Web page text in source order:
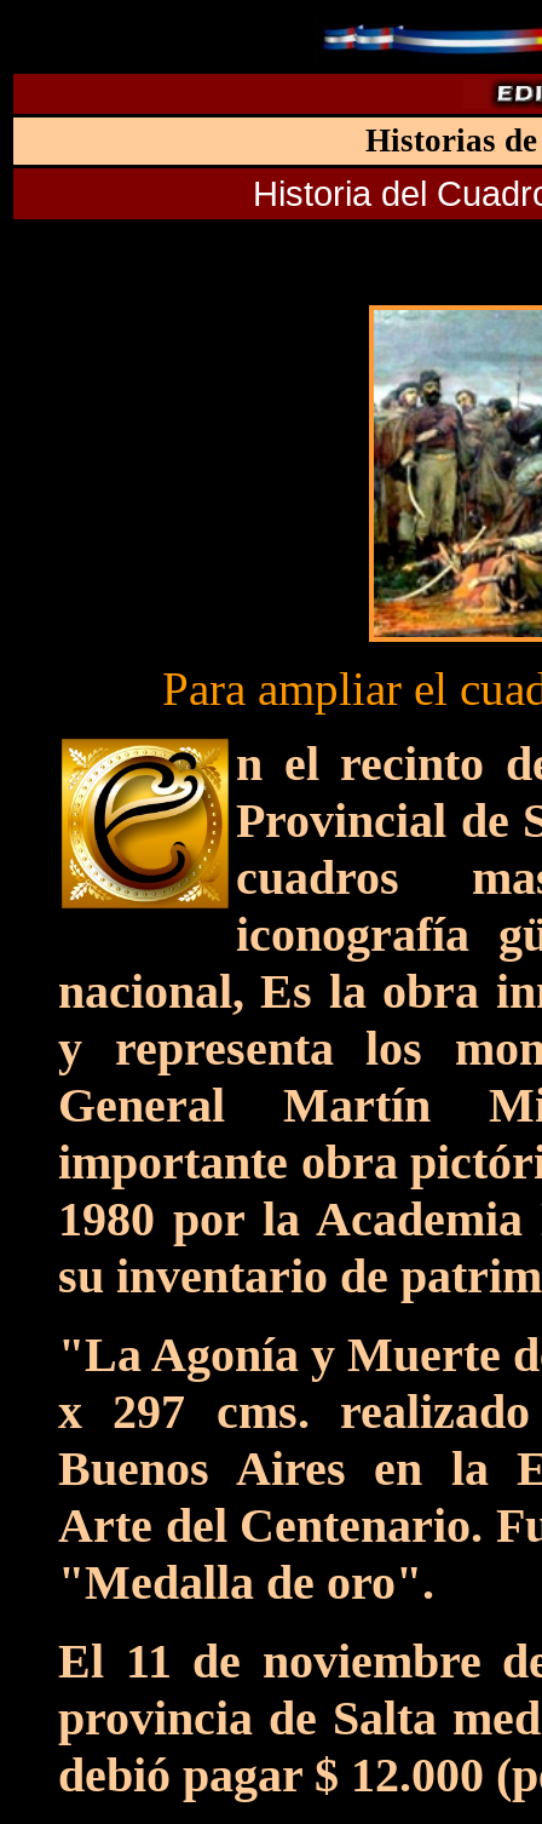
Historias
Historia del
Para ampliar el
n el recinto
Provincial de
cuadros
iconografía
nacional, Es la obra
y representa los
General Martín
importante obra
1980 por la
su inventario de
"La Agonía y Muerte
x 297 cms.
Buenos Aires en la
Arte del Centenario.
"Medalla de oro".
El 11 de noviembre
provincia de Salta
debió pagar $ 12.000